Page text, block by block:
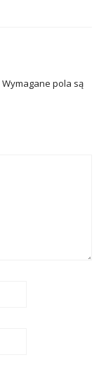
Wymagane pola są